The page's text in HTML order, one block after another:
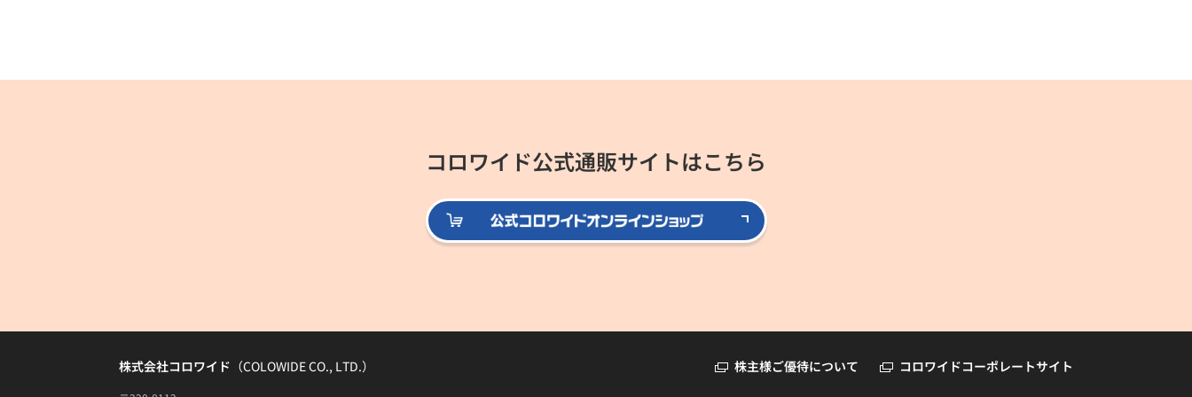
コロワイド公式通販サイトはこちら
公式コロワイドオンラインショップ
株主様ご優待について コロワイドコーポレートサイト
株式会社コロワイド （COLOWIDE CO., LTD.）